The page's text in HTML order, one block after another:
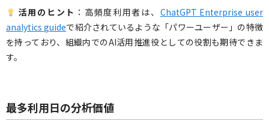
活用のヒント ：高頻度利用者は、 ChatGPT Enterprise user
analytics guideで紹介されているような「パワーユーザー」の特徴
を持っており、組織内でのAI活用推進役としての役割も期待できま
す。
最多利用日の分析価値